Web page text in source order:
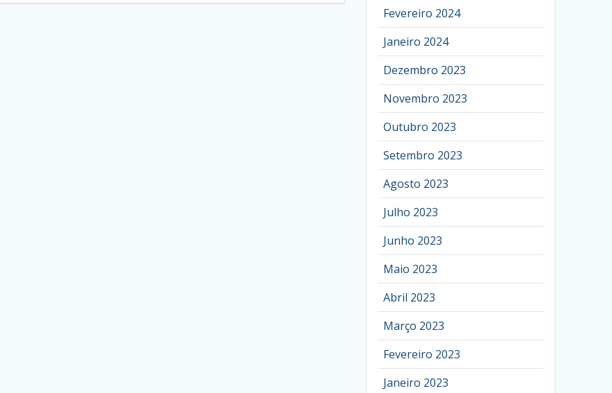
Fevereiro 2024
Janeiro 2024
Dezembro 2023
Novembro 2023
Outubro 2023
Setembro 2023
Agosto 2023
Julho 2023
Junho 2023
Maio 2023
Abril 2023
Março 2023
Fevereiro 2023
Janeiro 2023